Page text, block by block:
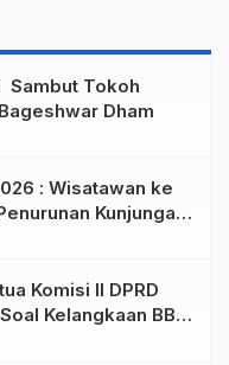
Sambut Tokoh
Dham
: Wisatawan ke
Kunjungan
Komisi II DPRD
Kelangkaan BBM